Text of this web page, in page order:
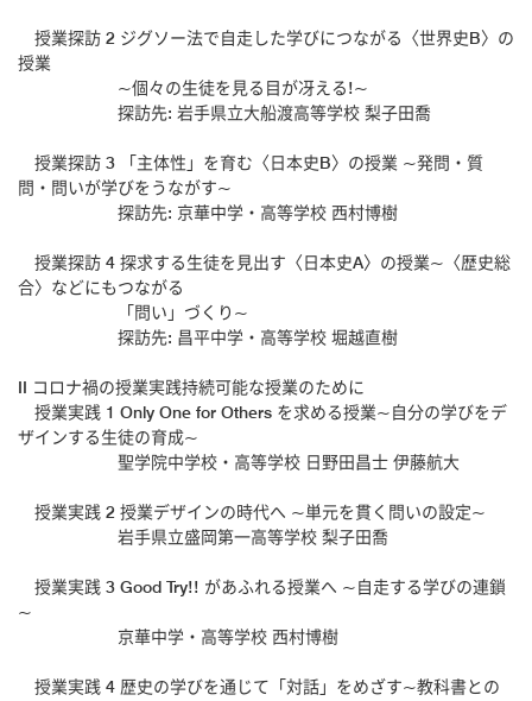
授業探訪 2 ジグソー法で自走した学びにつながる〈世界史B〉の
授業
~個々の生徒を見る目が冴える!~
探訪先: 岩手県立大船渡高等学校 梨子田喬
授業探訪 3 「主体性」を育む〈日本史B〉の授業 ~発問・質
問・問いが学びをうながす~
探訪先: 京華中学・高等学校 西村博樹
授業探訪 4 探求する生徒を見出す〈日本史A〉の授業~〈歴史総
合〉などにもつながる
「問い」づくり~
探訪先: 昌平中学・高等学校 堀越直樹
II コロナ禍の授業実践持続可能な授業のために
授業実践 1 Only One for Others を求める授業~自分の学びをデ
ザインする生徒の育成~
聖学院中学校・高等学校 日野田昌士 伊藤航大
授業実践 2 授業デザインの時代へ ~単元を貫く問いの設定~
岩手県立盛岡第一高等学校 梨子田喬
授業実践 3 Good Try!! があふれる授業へ ~自走する学びの連鎖
~
京華中学・高等学校 西村博樹
授業実践 4 歴史の学びを通じて「対話」をめざす~教科書との